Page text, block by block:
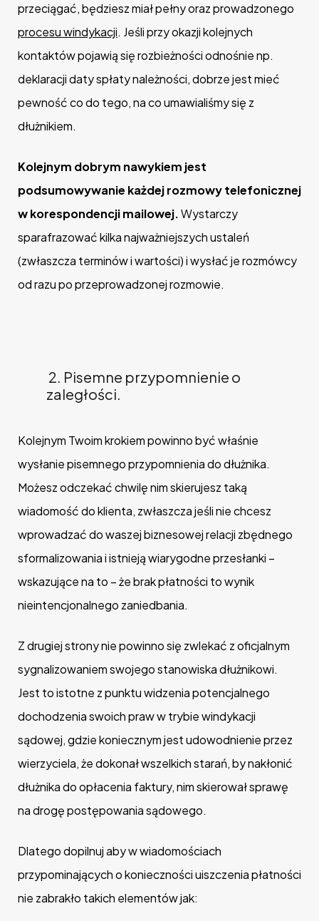
przeciągać, będziesz miał pełny oraz prowadzonego
procesu windykacji. Jeśli przy okazji kolejnych
kontaktów pojawią się rozbieżności odnośnie np.
deklaracji daty spłaty należności, dobrze jest mieć
pewność co do tego, na co umawialiśmy się z
dłużnikiem.
Kolejnym dobrym nawykiem jest
podsumowywanie każdej rozmowy telefonicznej
w korespondencji mailowej.Wystarczy
sparafrazować kilka najważniejszych ustaleń
(zwłaszcza terminów i wartości) i wysłać je rozmówcy
od razu po przeprowadzonej rozmowie.
2. Pisemne przypomnienie o
zaległości.
Kolejnym Twoim krokiem powinno być właśnie
wysłanie pisemnego przypomnienia do dłużnika.
Możesz odczekać chwilę nim skierujesz taką
wiadomość do klienta, zwłaszcza jeśli nie chcesz
wprowadzać do waszej biznesowej relacji zbędnego
sformalizowania i istnieją wiarygodne przesłanki –
wskazujące na to – że brak płatności to wynik
nieintencjonalnego zaniedbania.
Z drugiej strony nie powinno się zwlekać z oficjalnym
sygnalizowaniem swojego stanowiska dłużnikowi.
Jest to istotne z punktu widzenia potencjalnego
dochodzenia swoich praw w trybie windykacji
sądowej, gdzie koniecznym jest udowodnienie przez
wierzyciela, że dokonał wszelkich starań, by nakłonić
dłużnika do opłacenia faktury, nim skierował sprawę
na drogę postępowania sądowego.
Dlatego dopilnuj aby w wiadomościach
przypominających o konieczności uiszczenia płatności
nie zabrakło takich elementów jak: